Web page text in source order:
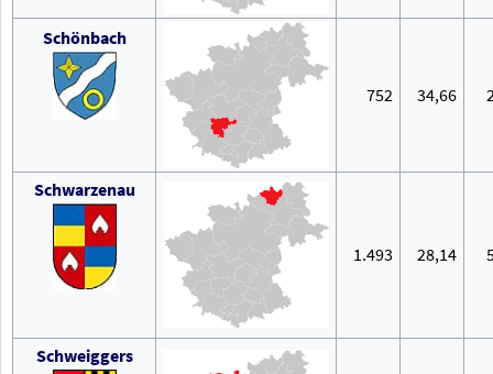
Schönbach
752 34,66
Schwarzenau
1.493 28,14
Schweiggers